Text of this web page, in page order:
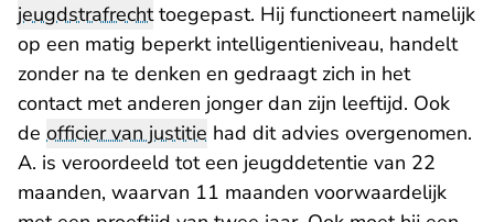
jeugdstrafrechttoegepast. Hij functioneert namelijk
op een matig beperkt intelligentieniveau, handelt
zonder na te denken en gedraagt zich in het
contact met anderen jonger dan zijn leeftijd. Ook
de officier van justitie had dit advies overgenomen.
A. is veroordeeld tot een jeugddetentie van 22
maanden, waarvan 11 maanden voorwaardelijk